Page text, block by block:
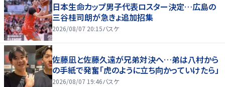
日本生命カップ男子代表ロスター決定…広島の
三谷桂司朗が急きょ追加招集
2026/08/07 20:15バスケ
佐藤凪と佐藤久遠が兄弟対決へ…弟は八村から
の手紙で発奮「虎のように立ち向かっていけたら」
2026/08/07 19:46バスケ